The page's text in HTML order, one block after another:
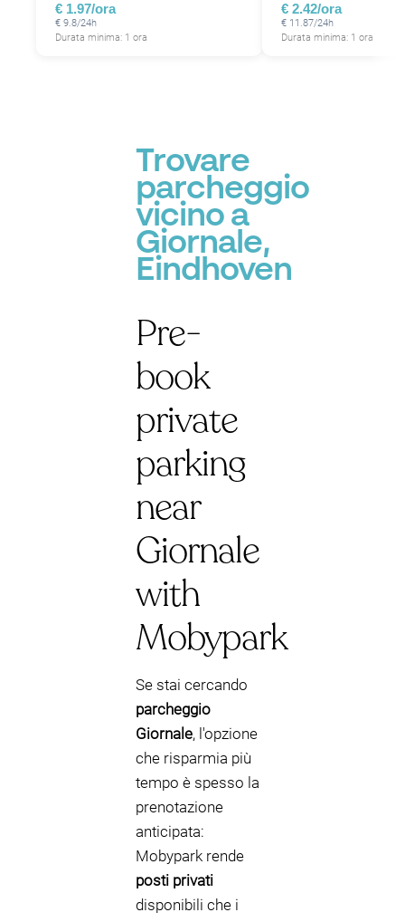
€ 1.97/ora
€ 9.8/24h
Durata minima: 1 ora
€ 2.42/ora
€ 11.87/24h
Durata minima: 1 ora
Trovare
parcheggio
vicino a
Giornale,
Eindhoven
Pre-
book
private
parking
near
Giornale
with
Mobypark
Se stai cercando
parcheggio
Giornale, l'opzione
che risparmia più
tempo è spesso la
prenotazione
anticipata:
Mobypark rende
posti privati
disponibili che i